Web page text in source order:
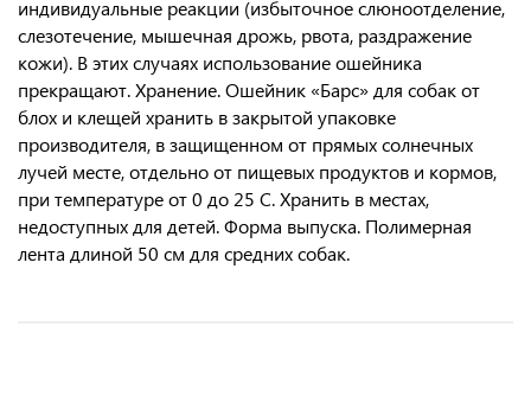
индивидуальные реакции (избыточное слюноотделение,
слезотечение, мышечная дрожь, рвота, раздражение
кожи). В этих случаях использование ошейника
прекращают. Хранение. Ошейник «Барс» для собак от
блох и клещей хранить в закрытой упаковке
производителя, в защищенном от прямых солнечных
лучей месте, отдельно от пищевых продуктов и кормов,
при температуре от 0 до 25 С. Хранить в местах,
недоступных для детей. Форма выпуска. Полимерная
лента длиной 50 см для средних собак.